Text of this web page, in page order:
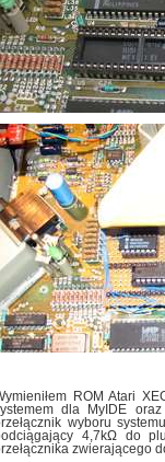
ROM Atari
dla MyIDE
wyboru
4,7kΩ do
zwierającego